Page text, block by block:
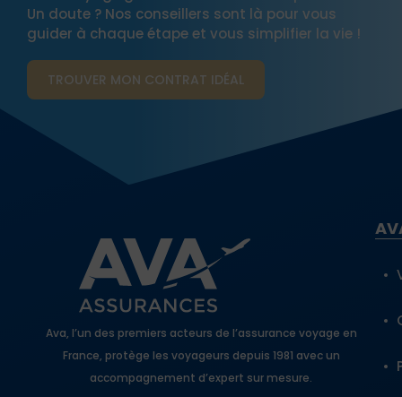
Un doute ? Nos conseillers sont là pour vous
guider à chaque étape et vous simplifier la vie !
TROUVER MON CONTRAT​ IDÉAL
Ava, l’un des premiers acteurs de l’assurance voyage en
France, protège les voyageurs depuis 1981 avec un
accompagnement d’expert sur mesure.